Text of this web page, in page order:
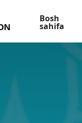
Bosh
sahifa